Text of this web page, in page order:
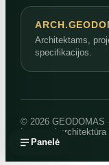
Panelė
Architektams,
specifikacijos.
© 2026 GEODOMAS
Inovatyvi architektūra